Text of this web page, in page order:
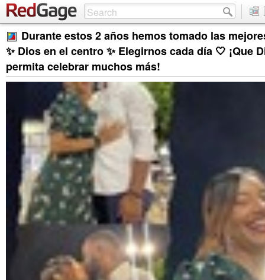
Durante estos 2 años hemos tomado las
✨ Dios en el centro ✨ Elegirnos cada día 🤍 ¡Que
permita celebrar muchos más!